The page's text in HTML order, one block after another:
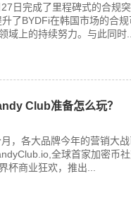
日完成了里程碑式的合规
了BYDFi在韩国市场的合
域上的持续努力。与此同时
Club准备怎么玩？
，各大品牌今年的营销大
全球首家加密币
杯商业狂欢，推出...